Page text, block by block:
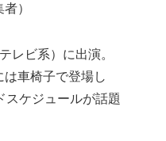
）
レビ系）に出演。
車椅子で登場し
スケジュールが話題